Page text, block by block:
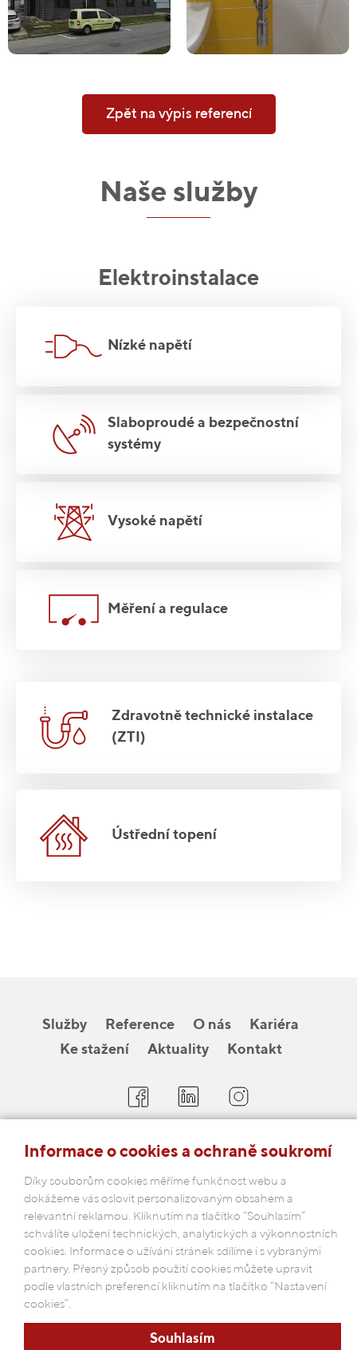
Zpět na výpis referencí
Naše služby
Elektroinstalace
Nízké napětí
Slaboproudé a bezpečnostní
systémy
Vysoké napětí
Měření a regulace
Zdravotně technické instalace
(ZTI)
Ústřední topení
Služby Reference O nás
Kariéra
Ke stažení
Aktuality Kontakt
COBAP s.r.o.
Česká republika
Podmínky ochrany osobních údajů
Informace o cookies a ochraně soukromí
Díky souborům cookies měříme funkčnost webu a
dokážeme vás oslovit personalizovaným obsahem a
relevantní reklamou. Kliknutím na tlačítko “Souhlasím“
schválíte uložení technických, analytických a výkonnostních
cookies. Informace o užívání stránek sdílíme i s vybranými
partnery. Přesný způsob použití cookies můžete upravit
podle vlastních preferencí kliknutím na tlačítko “Nastavení
cookies”.
Souhlasím